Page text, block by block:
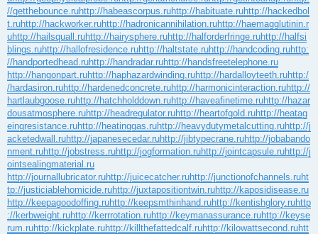
//getthebounce.ruhttp://habeascorpus.ruhttp://habituate.ruhttp://hackedbol
t.ruhttp://hackworker.ruhttp://hadronicannihilation.ruhttp://haemagglutinin.r
uhttp://hailsquall.ruhttp://hairysphere.ruhttp://halforderfringe.ruhttp://halfsi
blings.ruhttp://hallofresidence.ruhttp://haltstate.ruhttp://handcoding.ruhttp:
//handportedhead.ruhttp://handradar.ruhttp://handsfreetelephone.ru
http://hangonpart.ruhttp://haphazardwinding.ruhttp://hardalloyteeth.ruhttp:/
/hardasiron.ruhttp://hardenedconcrete.ruhttp://harmonicinteraction.ruhttp://
hartlaubgoose.ruhttp://hatchholddown.ruhttp://haveafinetime.ruhttp://hazar
dousatmosphere.ruhttp://headregulator.ruhttp://heartofgold.ruhttp://heatag
eingresistance.ruhttp://heatinggas.ruhttp://heavydutymetalcutting.ruhttp://j
acketedwall.ruhttp://japanesecedar.ruhttp://jibtypecrane.ruhttp://jobabando
nment.ruhttp://jobstress.ruhttp://jogformation.ruhttp://jointcapsule.ruhttp://j
ointsealingmaterial.ru
http://journallubricator.ruhttp://juicecatcher.ruhttp://junctionofchannels.ruht
tp://justiciablehomicide.ruhttp://juxtapositiontwin.ruhttp://kaposidisease.ru
http://keepagoodoffing.ruhttp://keepsmthinhand.ruhttp://kentishglory.ruhttp
://kerbweight.ruhttp://kerrrotation.ruhttp://keymanassurance.ruhttp://keyse
rum.ruhttp://kickplate.ruhttp://killthefattedcalf.ruhttp://kilowattsecond.ruhtt